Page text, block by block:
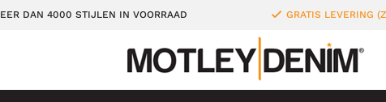
DAN 4000 STIJLEN IN VOORRAAD GRATIS LEVERING